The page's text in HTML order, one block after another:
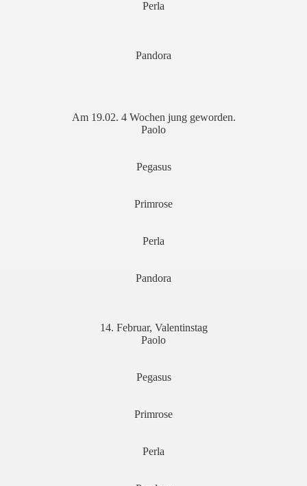
Perla
Pandora
Am 19.02. 4 Wochen jung geworden.
Paolo
Pegasus
Primrose
Perla
Pandora
14. Februar, Valentinstag
Paolo
Pegasus
Primrose
Perla